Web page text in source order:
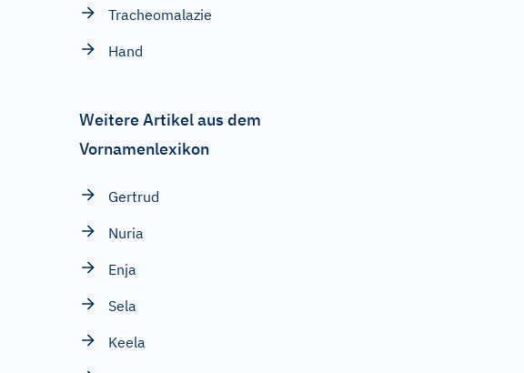
Tracheomalazie
Hand
Weitere Artikel aus dem
Vornamenlexikon
Gertrud
Nuria
Enja
Sela
Keela